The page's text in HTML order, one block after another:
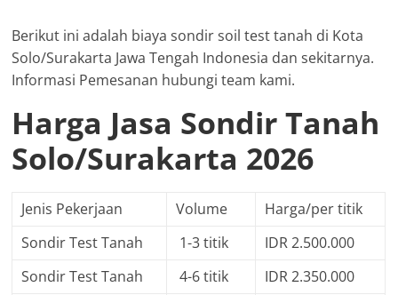
Berikut ini adalah biaya sondir soil test tanah di Kota
Solo/Surakarta Jawa Tengah Indonesia dan sekitarnya.
Informasi Pemesanan hubungi team kami.
Harga Jasa Sondir Tanah
Solo/Surakarta 2026
Jenis Pekerjaan Volume
Harga/per titik
Sondir Test Tanah
1-3 titik
IDR 2.500.000
Sondir Test Tanah
4-6 titik IDR 2.350.000